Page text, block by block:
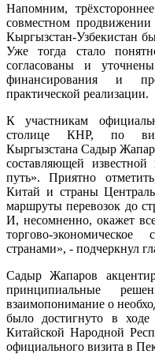
Напомним,
совместном
Кыргызстан-Узбекистан
Уже тогда стало
согласованы и
финансирования и
практической реализации.
К участникам
столице КНР, по
Кыргызстана Садыр
составляющей
путь». Приятно
Китай и страны
маршруты перевозок до
И, несомненно, окажет
торгово-
странами», - подчеркнул
Садыр Жапаров
принципиальные
взаимопонимание о
было достигнуто в
Китайской Народной
официального визита в